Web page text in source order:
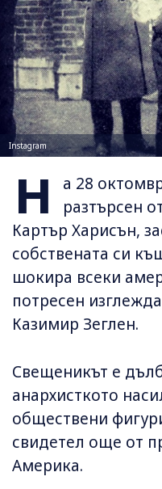
Instagram
Н
а 28
разтърсен
Картър Харисън,
собствената си
шокира всеки
потресен
Казимир Зеглен.
Свещеникът е
анархисткото
обществени
свидетел още от
Америка.